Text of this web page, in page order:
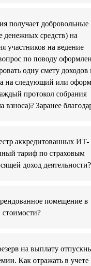
получает добровольные
денежных средств) на
участников на ведение
по поводу
одну смету доходов
на следующий или
протокол собрания
взноса)? Заранее
аккредитованных ИТ-
тариф по страховым
доход деятельности?
помещение в
на выплату
Как отражать в учете